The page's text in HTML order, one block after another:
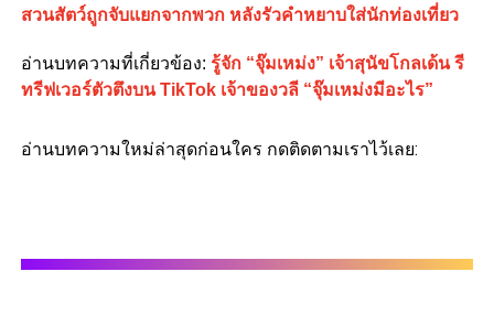
สวนสัตว์ถูกจับแยกจากพวก หลังรัวคำหยาบใส่นักท่องเที่ยว
อ่านบทความที่เกี่ยวข้อง: รู้จัก “จุ๊มเหม่ง” เจ้าสุนัขโกลเด้น รี
ทรีฟเวอร์ตัวตึงบน TikTok เจ้าของวลี “จุ๊มเหม่งมีอะไร”
อ่านบทความใหม่ล่าสุดก่อนใคร กดติดตามเราไว้เลย: